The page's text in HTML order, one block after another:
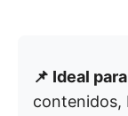
📌 Ideal
contenidos,